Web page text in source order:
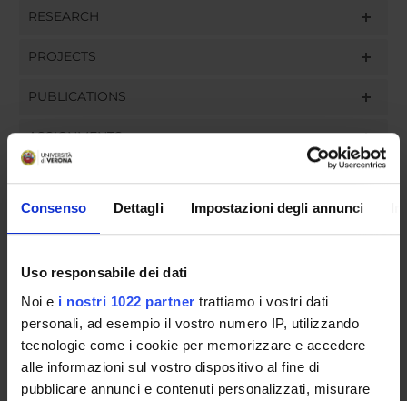
Consenso Dettagli Impostazioni degli annunci
Uso responsabile dei dati
Noi e i nostri 1022 partner trattiamo i vostri dati
personali, ad esempio il vostro numero IP, utilizzando
tecnologie come i cookie per memorizzare e accedere
alle informazioni sul vostro dispositivo al fine di
pubblicare annunci e contenuti personalizzati, misurare
RESEARCH
PROJECTS
PUBLICATIONS
ASSIGNMENTS
ORGANISATION
GOVERNANCE
COMMITTEES
DEPARTMENT ADMINISTRATION OFFICES
STUDENT ADMINISTRATION OFFICES